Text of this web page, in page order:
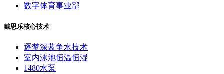
数字体育事业部
戴思乐核心技术
逐梦深蓝争水技术
室内泳池恒温恒湿
1480水泵